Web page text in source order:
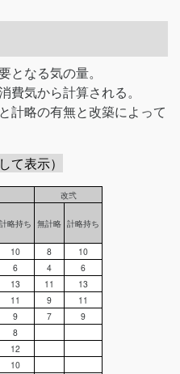
となる気の量。
費気から計算される。
計略の有無と改築によって
て表示）
改弐
計略持ち 無計略 計略持ち
10 8
10
6 4
6
13 11
13
11 9
11
9 7
9
8
12
10